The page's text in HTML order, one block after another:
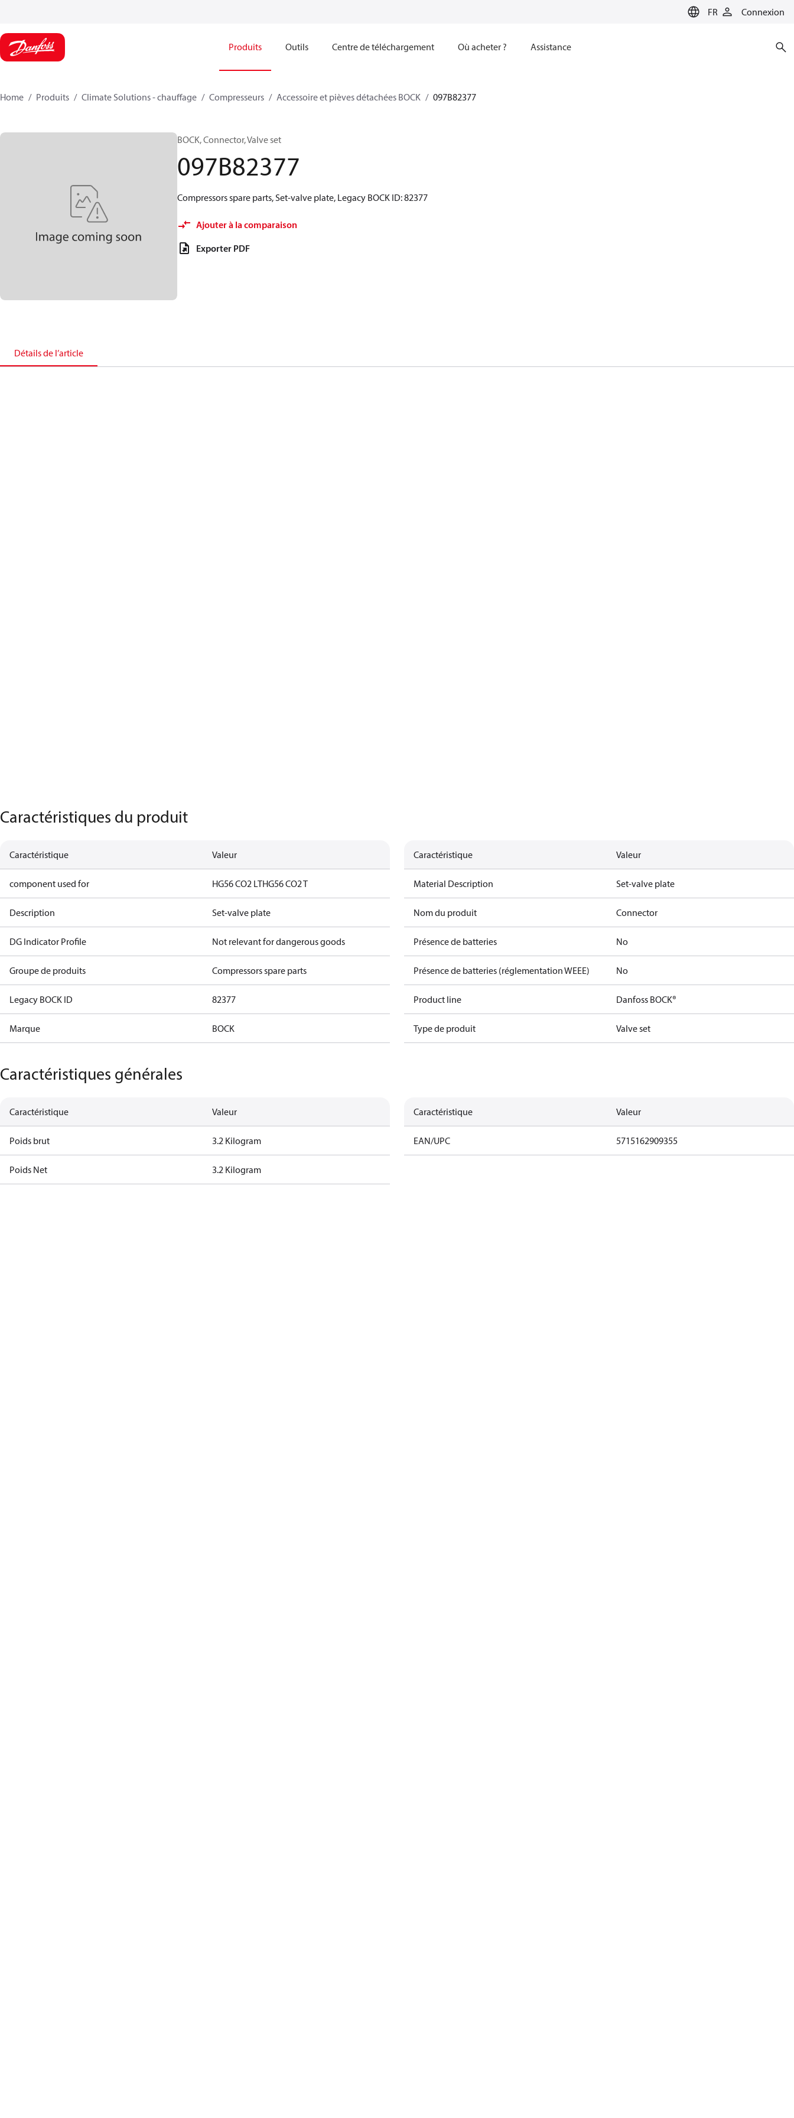
FR Connexion
Produits Outils Centre de téléchargement Où acheter ? Assistance
Home Produits Climate Solutions - chauffage Compresseurs Accessoire et pièves détachées BOCK 097B82377
BOCK, Connector, Valve set
097B82377
Compressors spare parts, Set-valve plate, Legacy BOCK ID: 82377
Ajouter à la comparaison
Exporter PDF
Détails de l’article
Caractéristiques du produit
Caractéristique Valeur
component used for HG56 CO2 LTHG56 CO2 T
Description Set-valve plate
DG Indicator Profile Not relevant for dangerous goods
Groupe de produits Compressors spare parts
Legacy BOCK ID 82377
Marque BOCK
Caractéristique Valeur
Material Description Set-valve plate
Nom du produit Connector
Présence de batteries No
Présence de batteries (réglementation WEEE) No
Product line Danfoss BOCK®
Type de produit Valve set
Caractéristiques générales
Caractéristique Valeur
Poids brut 3.2 Kilogram
Poids Net 3.2 Kilogram
Caractéristique Valeur
EAN/UPC 5715162909355